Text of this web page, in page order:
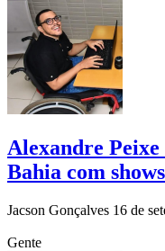
Alexandre
Bahia com
Jacson Gonçalves 16 de
Gente